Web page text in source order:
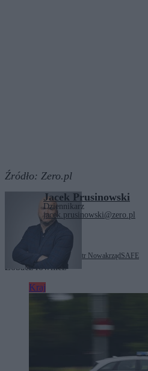
Źródło: Zero.pl
Jacek Prusinowski
Dziennikarz
jacek.prusinowski@zero.pl
Tagi: Karol Nawrocki Piotr Nowakrząd SAFE
Zobacz również
Kraj